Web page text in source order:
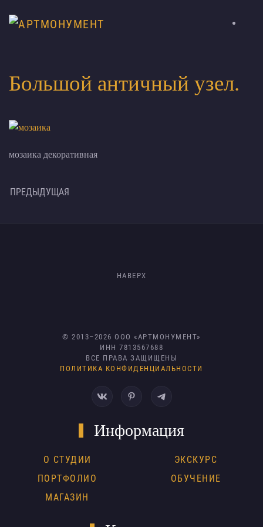
Большой античный узел.
мозаика декоративная
ПРЕДЫДУЩАЯ
НАВЕРХ
© 2013–2026 ООО «АРТМОНУМЕНТ»
ИНН 7813567688
ВСЕ ПРАВА ЗАЩИЩЕНЫ
ПОЛИТИКА КОНФИДЕНЦИАЛЬНОСТИ
Информация
О СТУДИИ
ПОРТФОЛИО
МАГАЗИН
ЭКСКУРС
ОБУЧЕНИЕ